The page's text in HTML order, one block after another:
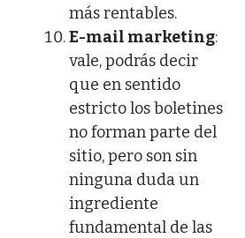
más rentables.
E-mail marketing:
vale, podrás decir
que en sentido
estricto los boletines
no forman parte del
sitio, pero son sin
ninguna duda un
ingrediente
fundamental de las